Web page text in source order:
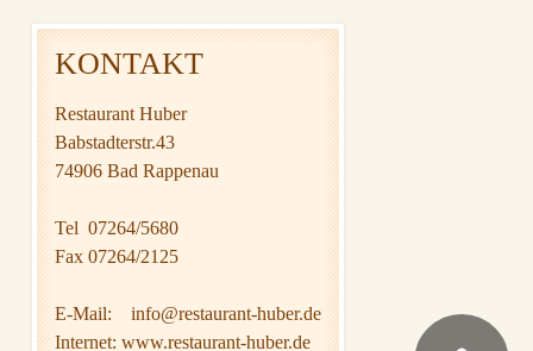
KONTAKT
Restaurant Huber
Babstadterstr.43
74906 Bad Rappenau
Tel 07264/5680
Fax 07264/2125
E-Mail: info@restaurant-huber.de
Internet: www.restaurant-huber.de